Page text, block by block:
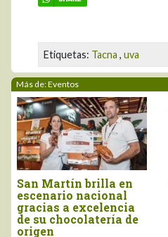
Etiquetas: Tacna , uva
Más de: Eventos
San Martín brilla en
escenario nacional
gracias a excelencia
de su chocolatería de
origen